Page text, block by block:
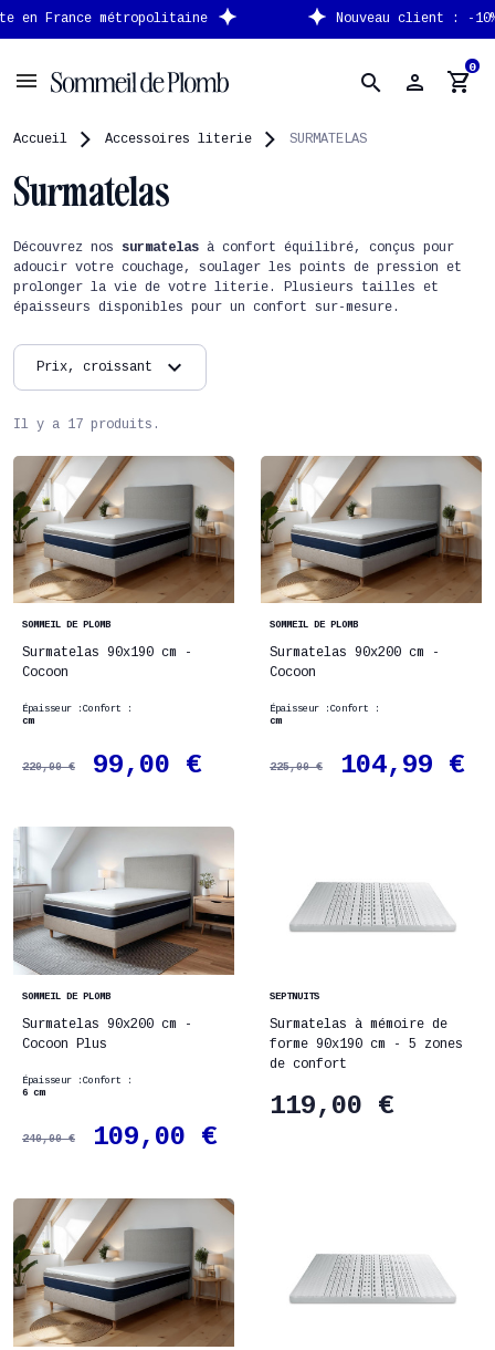
Nouveau client : -10% supplémentaire avec le code NEW
search person shopping_cart0
Accueil Accessoires literie SURMATELAS
Surmatelas
Découvrez nos surmatelas à confort équilibré, conçus pour
adoucir votre couchage, soulager les points de pression et
prolonger la vie de votre literie. Plusieurs tailles et
épaisseurs disponibles pour un confort sur-mesure.
Il y a 17 produits.
Prix, croissant expand_more
SOMMEIL DE PLOMB
Surmatelas 90x190 cm -
Cocoon
Épaisseur :
cm
Confort :
220,00 € 99,00 €
SOMMEIL DE PLOMB
Surmatelas 90x200 cm -
Cocoon
Épaisseur :
cm
Confort :
225,00 € 104,99 €
SOMMEIL DE PLOMB
Surmatelas 90x200 cm -
Cocoon Plus
Épaisseur :
6 cm
Confort :
240,00 € 109,00 €
SEPTNUITS
Surmatelas à mémoire de
forme 90x190 cm - 5 zones
de confort
119,00 €